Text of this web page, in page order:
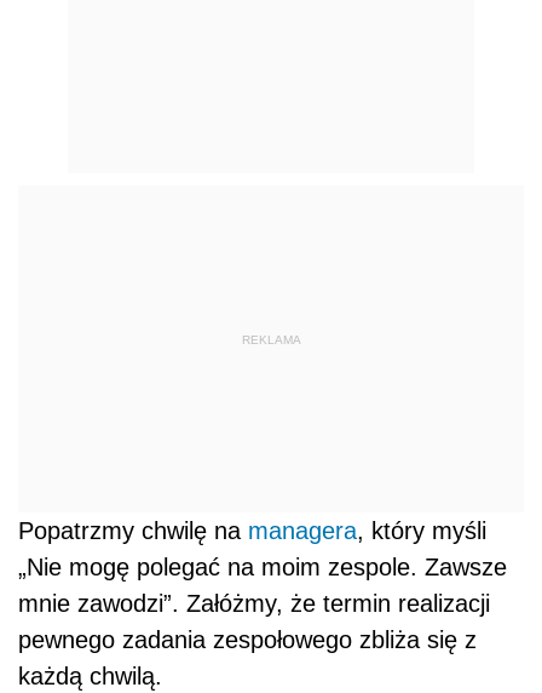
REKLAMA
Popatrzmy chwilę na managera, który myśli
„Nie mogę polegać na moim zespole. Zawsze
mnie zawodzi”. Załóżmy, że termin realizacji
pewnego zadania zespołowego zbliża się z
każdą chwilą.